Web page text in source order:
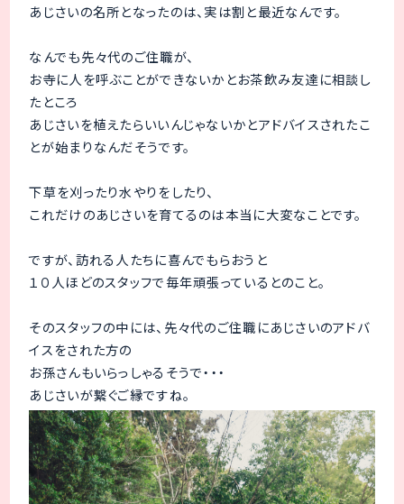
あじさいの名所となったのは、実は割と最近なんです。
なんでも先々代のご住職が、
お寺に人を呼ぶことができないかとお茶飲み友達に相談し
たところ
あじさいを植えたらいいんじゃないかとアドバイスされたこ
とが始まりなんだそうです。
下草を刈ったり水やりをしたり、
これだけのあじさいを育てるのは本当に大変なことです。
ですが、訪れる人たちに喜んでもらおうと
１０人ほどのスタッフで毎年頑張っているとのこと。
そのスタッフの中には、先々代のご住職にあじさいのアドバ
イスをされた方の
お孫さんもいらっしゃるそうで・・・
あじさいが繋ぐご縁ですね。